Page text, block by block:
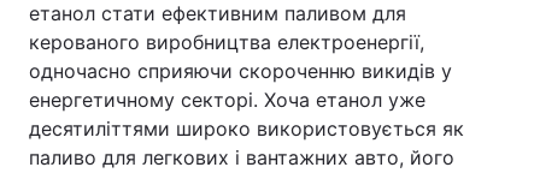
Цікавинки Погода
Екологія Регіони
Лонгріди
етанол стати ефективним паливом для
керованого виробництва електроенергії,
одночасно сприяючи скороченню викидів у
енергетичному секторі. Хоча етанол уже
десятиліттями широко використовується як
паливо для легкових і вантажних авто, його